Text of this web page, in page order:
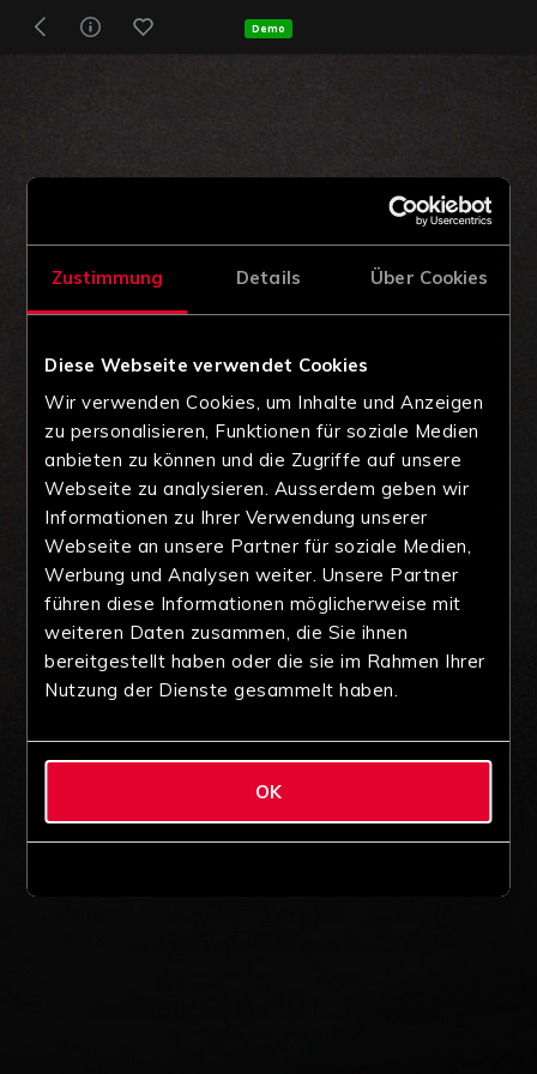
Zustimmung Details Über Cookies
Diese Webseite verwendet Cookies
Wir verwenden Cookies, um Inhalte und Anzeigen
zu personalisieren, Funktionen für soziale Medien
anbieten zu können und die Zugriffe auf unsere
Webseite zu analysieren. Ausserdem geben wir
Informationen zu Ihrer Verwendung unserer
Webseite an unsere Partner für soziale Medien,
Werbung und Analysen weiter. Unsere Partner
führen diese Informationen möglicherweise mit
weiteren Daten zusammen, die Sie ihnen
bereitgestellt haben oder die sie im Rahmen Ihrer
Nutzung der Dienste gesammelt haben.
OK
Demo